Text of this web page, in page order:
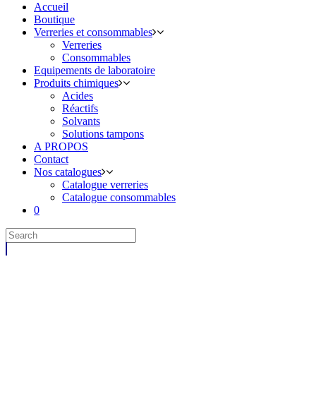
Accueil
Boutique
Verreries et consommables
Verreries
Consommables
Equipements de laboratoire
Produits chimiques
Acides
Réactifs
Solvants
Solutions tampons
A PROPOS
Contact
Nos catalogues
Catalogue verreries
Catalogue consommables
0